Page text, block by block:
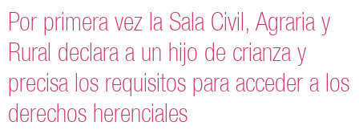
Por primera vez la Sala Civil, Agraria y
Rural declara a un hijo de crianza y
precisa los requisitos para acceder a los
derechos herenciales